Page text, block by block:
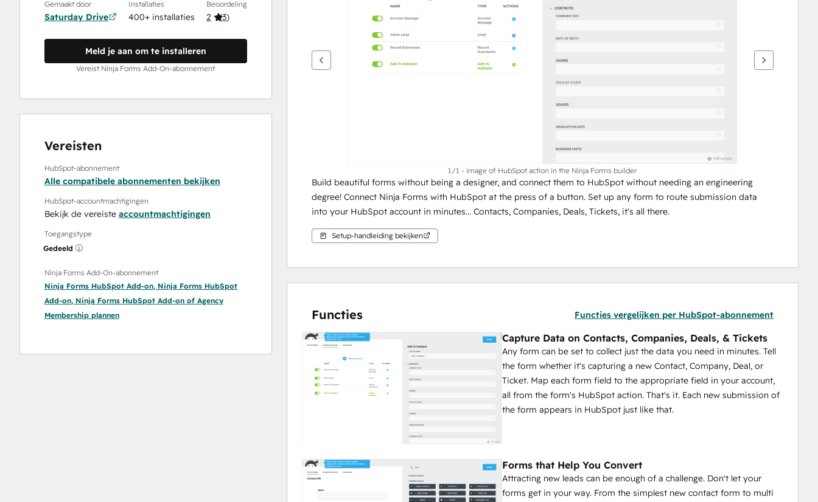
Gemaakt door
Saturday Drive
Installaties
400+ installaties
Beoordeling
2 (3)
Meld je aan om te installeren
Vereist Ninja Forms Add-On-abonnement
Vereisten
HubSpot-abonnement
Alle compatibele abonnementen bekijken
HubSpot-accountmachtigingen
Bekijk de vereiste accountmachtigingen
Toegangstype
Gedeeld
Ninja Forms Add-On-abonnement
Ninja Forms HubSpot Add-on, Ninja Forms HubSpot
Add-on, Ninja Forms HubSpot Add-on of Agency
Membership plannen
te
geven
1/1 - image of HubSpot action in the Ninja Forms builder
Build beautiful forms without being a designer, and connect them to HubSpot without needing an engineering
degree! Connect Ninja Forms with HubSpot at the press of a button. Set up any form to route submission data
into your HubSpot account in minutes... Contacts, Companies, Deals, Tickets, it's all there.
Setup-handleiding bekijken
Functies Functies vergelijken per HubSpot-abonnement
Capture Data on Contacts, Companies, Deals, & Tickets
Any form can be set to collect just the data you need in minutes. Tell
the form whether it's capturing a new Contact, Company, Deal, or
Ticket. Map each form field to the appropriate field in your account,
all from the form's HubSpot action. That's it. Each new submission of
the form appears in HubSpot just like that.
Forms that Help You Convert
Attracting new leads can be enough of a challenge. Don't let your
forms get in your way. From the simplest new contact form to multi